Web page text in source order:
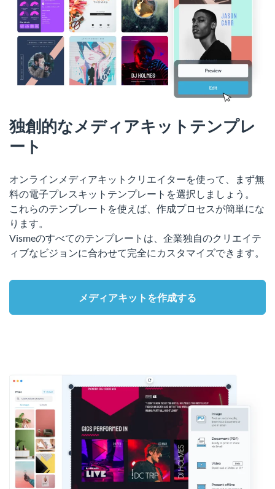
独創的なメディアキットテンプレ
ート
オンラインメディアキットクリエイターを使って、まず無
料の電子プレスキットテンプレートを選択しましょう。
これらのテンプレートを使えば、作成プロセスが簡単にな
ります。
Vismeのすべてのテンプレートは、企業独自のクリエイテ
ィブなビジョンに合わせて完全にカスタマイズできます。
メディアキットを作成する